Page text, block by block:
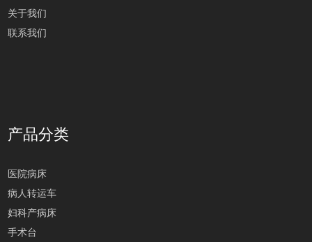
关于我们
联系我们
产品分类
医院病床
病人转运车
妇科产病床
手术台